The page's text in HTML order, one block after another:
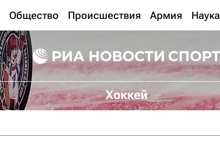
Общество Происшествия Армия Наука
Хоккей